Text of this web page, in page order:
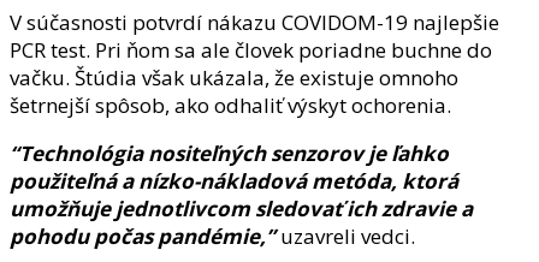
V súčasnosti potvrdí nákazu COVIDOM-19 najlepšie
PCR test. Pri ňom sa ale človek poriadne buchne do
vačku. Štúdia však ukázala, že existuje omnoho
šetrnejší spôsob, ako odhaliť výskyt ochorenia.
“Technológia nositeľných senzorov je ľahko
použiteľná a nízko-nákladová metóda, ktorá
umožňuje jednotlivcom sledovať ich zdravie a
pohodu počas pandémie,” uzavreli vedci.